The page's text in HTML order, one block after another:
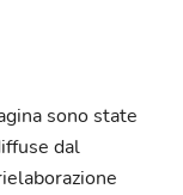
sono state
dal